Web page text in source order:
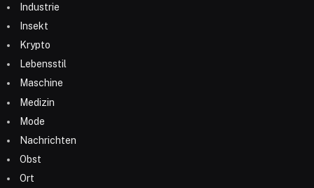
Industrie
Insekt
Krypto
Lebensstil
Maschine
Medizin
Mode
Nachrichten
Obst
Ort